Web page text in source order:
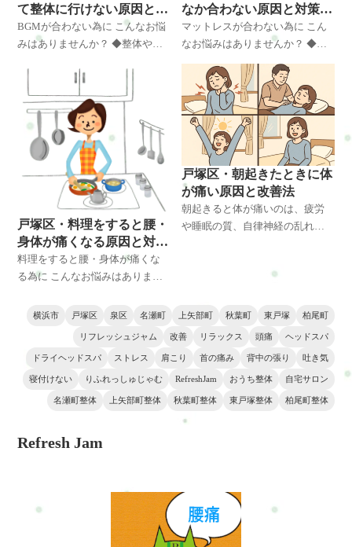
て整体に行けない原因と対
策・改善方法とは
BGMが合わない為に こんなお悩
みはありませんか？ ◆整体やマ
お店に行けなくて悩んでいる こ
んな人いるの？と思うかもしれ
ませんが、います。 曲・
なか合わない原因と対策・
改善方法とは
マットレスが合わない為に こん
なお悩みはありませんか？ ◆寝
付けないので悩んでいる ◆不眠
で悩んでいる ◆睡眠中・朝など
肩周りが痛くなり悩んでいる ◆
睡眠中・朝など背中が痛くて悩
戸塚区・料理をすると腰・
身体が痛くなる原因と対
策・改善方法とは
料理をすると腰・身体が痛くな
る為に こんなお悩みはありませ
うで悩んでいる ◆調理後すぐに
戸塚区・朝起きたときに体
が痛い原因と改善法
朝起きると体が痛いのは、疲労
や睡眠の質、自律神経の乱れが
し、気持ちよく一日をスタート
横浜市 戸塚区 泉区 名瀬町 上矢部町 秋葉町 東戸塚 柏尾町
リフレッシュジャム 改善 リラックス 頭痛 ヘッドスパ
ドライヘッドスパ ストレス 肩こり 首の痛み 背中の張り 吐き気
寝付けない りふれっしゅじゃむ RefreshJam おうち整体 自宅サロン
名瀬町整体 上矢部町整体 秋葉町整体 東戸塚整体 柏尾町整体
Refresh Jam